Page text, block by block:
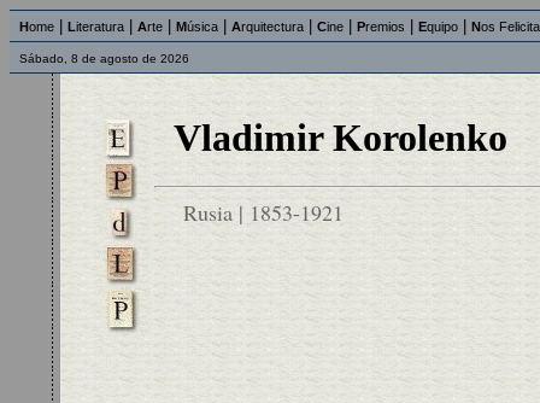
Home Literatura Arte Música Arquitectura Cine Premios Equipo Nos
Sábado, 8 de agosto de 2026
Vladimir Korolenko
Rusia | 1853-1921